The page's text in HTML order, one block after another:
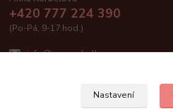
+420 777 224 390
(Po-Pá, 9-17 hod.)
info@vseproholky.cz
Nastavení